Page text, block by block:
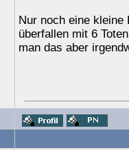
Nur noch eine kleine
überfallen mit 6
man das aber